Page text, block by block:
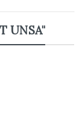
UNSA"